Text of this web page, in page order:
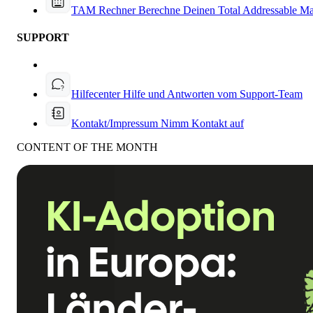
TAM RechnerBerechne Deinen Total Addressable
SUPPORT
HilfecenterHilfe und Antworten vom Support-Team
Kontakt/Impressum Nimm Kontakt auf
CONTENT OF THE MONTH